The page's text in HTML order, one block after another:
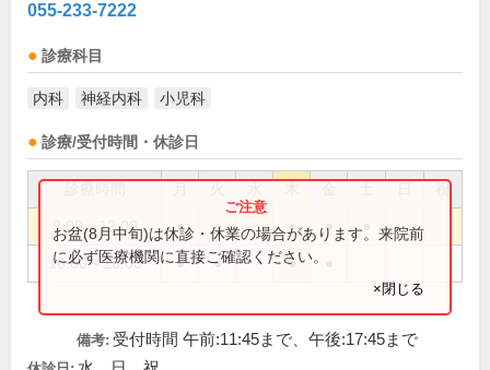
055-233-7222
診療科目
内科 神経内科 小児科
診療/受付時間・休診日
祝
9:00～12:00 ● ● ● ●
16:00～18:00 ● ● ●
お盆(8月中旬)は休診・休業の場合があります。来院前
に必ず医療機関に直接ご確認ください。
×閉じる
備考: 受付時間 午前:11:45まで、午後:17:45まで